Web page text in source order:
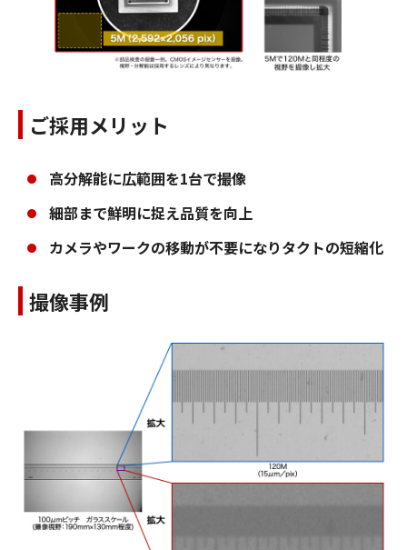
ご採用メリット
高分解能に広範囲を1台で撮像
細部まで鮮明に捉え品質を向上
カメラやワークの移動が不要になりタクトの短縮化
撮像事例